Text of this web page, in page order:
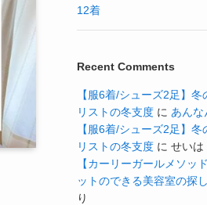
12着
Recent Comments
【服6着/シューズ2足】
リストの冬支度 に あんな
【服6着/シューズ2足】
リストの冬支度 に せいは
【カーリーガールメソッ
ットのできる美容室の探
り